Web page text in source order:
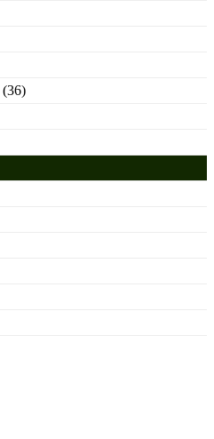
(36)